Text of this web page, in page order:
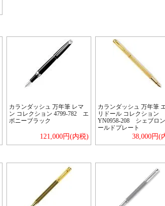
カランダッシュ 万年筆 レマ
ン コレクション 4799-782 エ
ボニーブラック
121,000円(内税)
カランダッシュ 万年筆
リドール コレクション
YN0958-208 シェブロ
ールドプレート
38,000円(